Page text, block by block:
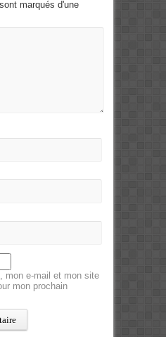
marqués d'une
mon e-mail et mon site
mon prochain